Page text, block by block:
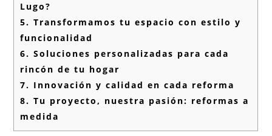
Lugo?
5. Transformamos tu espacio con estilo y
funcionalidad
6. Soluciones personalizadas para cada
rincón de tu hogar
7. Innovación y calidad en cada reforma
8. Tu proyecto, nuestra pasión: reformas a
medida